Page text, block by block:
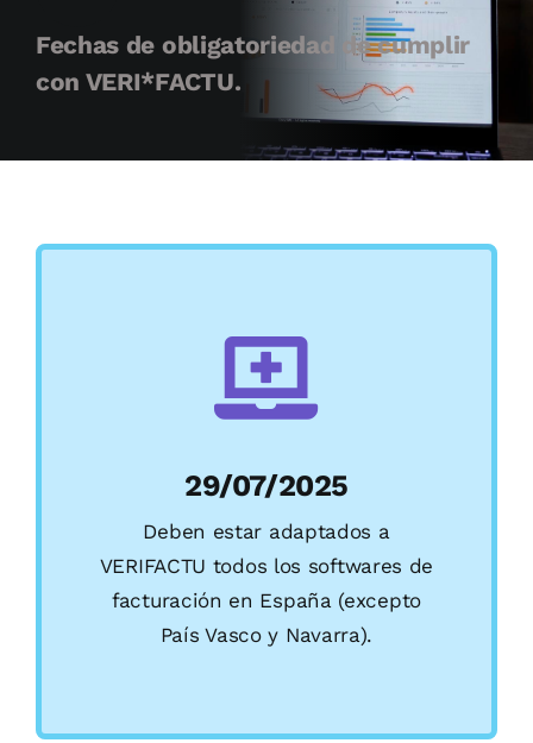
Precios
Documentación
Fechas de obligatoriedad de cumplir
con VERI*FACTU.
29/07/2025
Deben estar adaptados a
VERIFACTU todos los softwares de
facturación en España (excepto
País Vasco y Navarra).